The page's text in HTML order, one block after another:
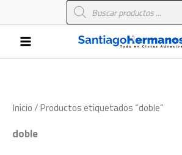
al
contenido
Búsqueda
de
Main
Menu
Inicio/ Productos etiquetados “doble”
doble